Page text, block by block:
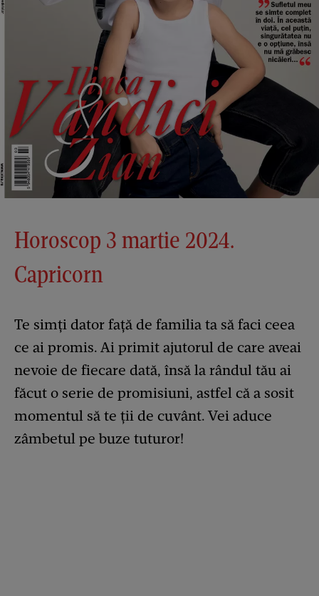
Horoscop 3 martie 2024.
Capricorn
Te simți dator față de familia ta să faci ceea
ce ai promis. Ai primit ajutorul de care aveai
nevoie de fiecare dată, însă la rândul tău ai
făcut o serie de promisiuni, astfel că a sosit
momentul să te ții de cuvânt. Vei aduce
zâmbetul pe buze tuturor!